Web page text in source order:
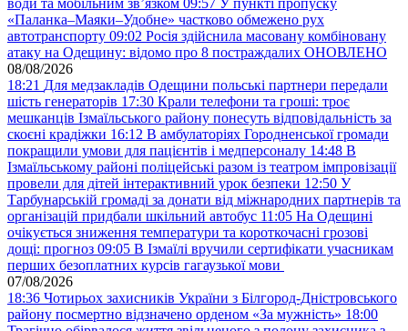
води та мобільним звʼязком 09:57 У пункті пропуску
«Паланка–Маяки–Удобне» частково обмежено рух
автотранспорту 09:02 Росія здійснила масовану комбіновану
атаку на Одещину: відомо про 8 постраждалих ОНОВЛЕНО
08/08/2026
18:21 Для медзакладів Одещини польські партнери передали
шість генераторів 17:30 Крали телефони та гроші: троє
мешканців Ізмаїльського району понесуть відповідальність за
скоєні крадіжки 16:12 В амбулаторіях Городненської громади
покращили умови для пацієнтів і медперсоналу 14:48 В
Ізмаїльському районі поліцейські разом із театром імпровізації
провели для дітей інтерактивний урок безпеки 12:50 У
Тарбунарській громаді за донати від міжнародних партнерів та
організацій придбали шкільний автобус 11:05 На Одещині
очікується зниження температури та короткочасні грозові
дощі: прогноз 09:05 В Ізмаїлі вручили сертифікати учасникам
перших безоплатних курсів гагаузької мови
07/08/2026
18:36 Чотирьох захисників України з Білгород-Дністровського
району посмертно відзначено орденом «За мужність» 18:00